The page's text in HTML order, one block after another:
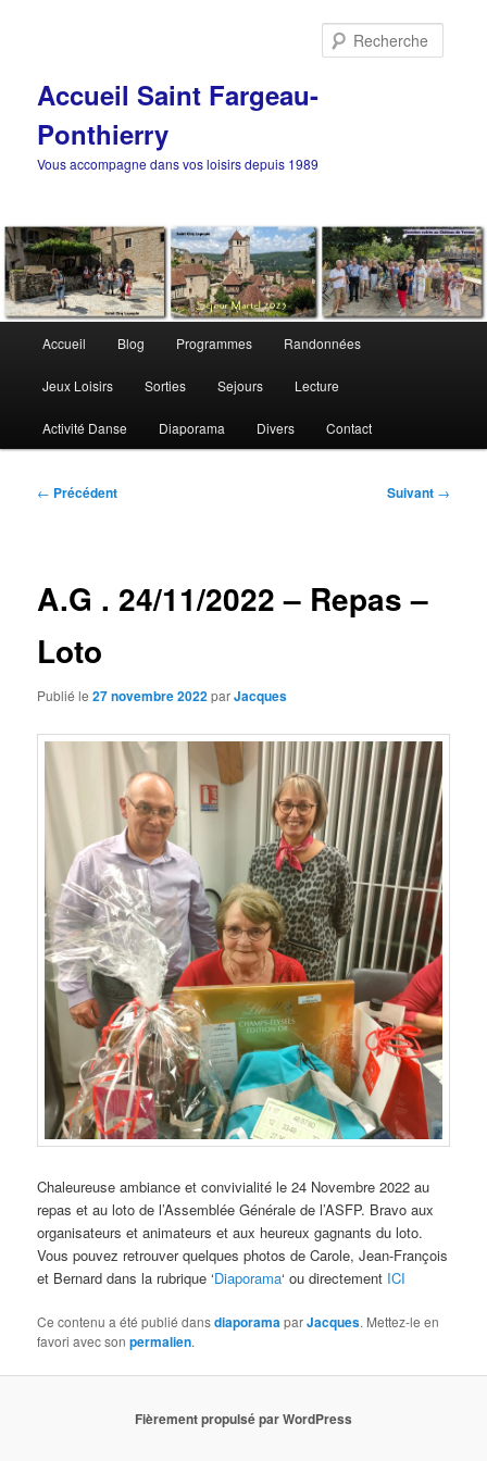
Accueil Saint Fargeau-
Ponthierry
Vous accompagne dans vos loisirs depuis 1989
principal
Accueil Blog Programmes Randonnées
Jeux Loisirs Sorties Sejours Lecture
Activité Danse Diaporama Divers Contact
Navigation
← Précédent Suivant →
A.G . 24/11/2022 – Repas –
Loto
Publié le27 novembre 2022parJacques
Chaleureuse ambiance et convivialité le 24 Novembre 2022 au
repas et au loto de l’Assemblée Générale de l’ASFP. Bravo aux
organisateurs et animateurs et aux heureux gagnants du loto.
Vous pouvez retrouver quelques photos de Carole, Jean-François
et Bernard dans la rubrique ‘Diaporama‘ ou directement ICI
Ce contenu a été publié dansdiaporamaparJacques. Mettez-le en
favori avec sonpermalien.
Fièrement propulsé par WordPress